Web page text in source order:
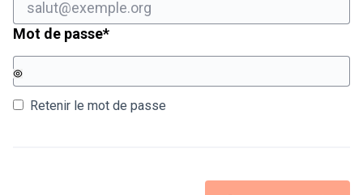
Mot de passe*Champ obligatoire
Retenir le mot de passe